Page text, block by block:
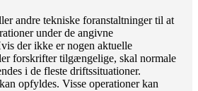
andre tekniske foranstaltninger til at
under de angivne
der ikke er nogen aktuelle
forskrifter tilgængelige, skal normale
i de fleste driftssituationer.
opfyldes. Visse operationer kan